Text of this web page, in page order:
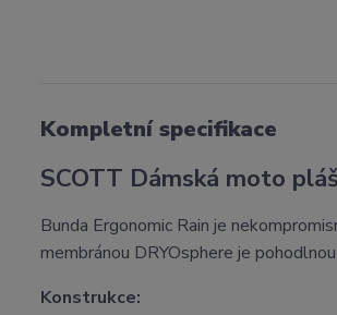
Kompletní specifikace
SCOTT Dámská moto
Bunda Ergonomic Rain je
membránou DRYOsphere je
Konstrukce: